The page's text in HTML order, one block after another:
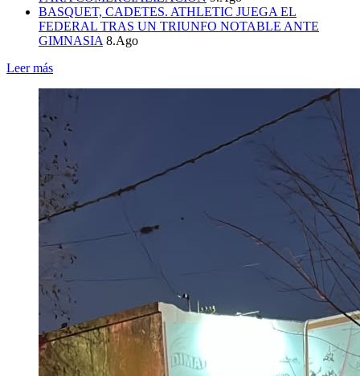
BASQUET, CADETES. ATHLETIC JUEGA EL
FEDERAL TRAS UN TRIUNFO NOTABLE ANTE
GIMNASIA 8.Ago
Leer más